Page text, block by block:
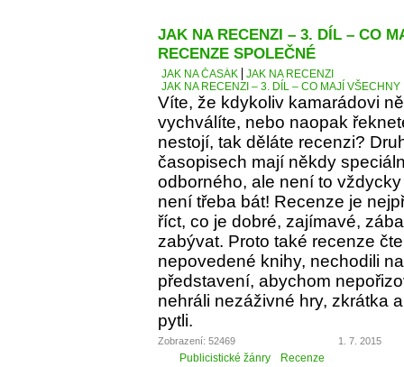
JAK NA RECENZI – 3. DÍL – CO
RECENZE SPOLEČNÉ
JAK NA ČASÁK
JAK NA RECENZI
JAK NA RECENZI – 3. DÍL – CO MAJÍ
Víte, že kdykoliv kamarádovi
vychválíte, nebo naopak
nestojí, tak děláte recenzi?
časopisech mají někdy
odborného, ale není to
není třeba bát! Recenze je
říct, co je dobré, zajímavé,
zabývat. Proto také recenze
nepovedené knihy, nechodili
představení, abychom
nehráli nezáživné hry, zkrátka
pytli.
Zobrazení: 52469 1. 7. 2015
Publicistické žánry Recenze